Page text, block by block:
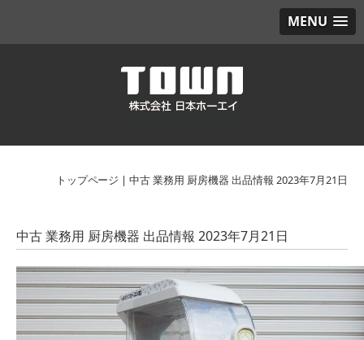
MENU
トップページ |中古 業務用 厨房機器 出品情報 2023年7月21日
中古 業務用 厨房機器 出品情報 2023年7月21日